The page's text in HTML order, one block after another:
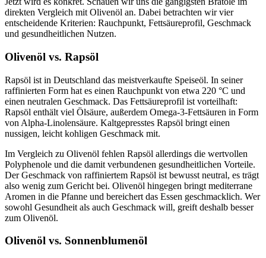
direkten Vergleich mit Olivenöl an. Dabei betrachten wir vier
entscheidende Kriterien: Rauchpunkt, Fettsäureprofil, Geschmack
und gesundheitlichen Nutzen.
Olivenöl vs. Rapsöl
Rapsöl ist in Deutschland das meistverkaufte Speiseöl. In seiner
raffinierten Form hat es einen Rauchpunkt von etwa 220 °C und
einen neutralen Geschmack. Das Fettsäureprofil ist vorteilhaft:
Rapsöl enthält viel Ölsäure, außerdem Omega-3-Fettsäuren in Form
von Alpha-Linolensäure. Kaltgepresstes Rapsöl bringt einen
nussigen, leicht kohligen Geschmack mit.
Im Vergleich zu Olivenöl fehlen Rapsöl allerdings die wertvollen
Polyphenole und die damit verbundenen gesundheitlichen Vorteile.
Der Geschmack von raffiniertem Rapsöl ist bewusst neutral, es trägt
also wenig zum Gericht bei. Olivenöl hingegen bringt mediterrane
Aromen in die Pfanne und bereichert das Essen geschmacklich. Wer
sowohl Gesundheit als auch Geschmack will, greift deshalb besser
zum Olivenöl.
Olivenöl vs. Sonnenblumenöl